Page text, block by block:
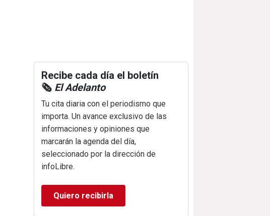
Recibe cada día el boletín
🗞️ El Adelanto
Tu cita diaria con el periodismo que
importa. Un avance exclusivo de las
informaciones y opiniones que
marcarán la agenda del día,
seleccionado por la dirección de
infoLibre.
Quiero recibirla